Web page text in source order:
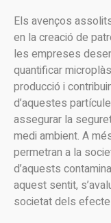
Els avenços
en la creació de
les empreses
quantificar
producció i
d’aquestes
assegurar la
medi ambient. A
permetran a la
d’aquests
aquest sentit,
societat dels